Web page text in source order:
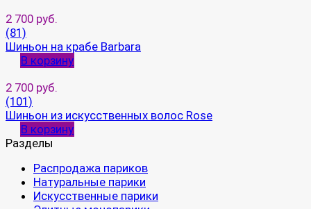
2 700 руб.
(81)
Шиньон на крабе Barbara
В корзину
2 700 руб.
(101)
Шиньон из искусственных волос Rose
В корзину
Разделы
Распродажа париков
Натуральные парики
Искусственные парики